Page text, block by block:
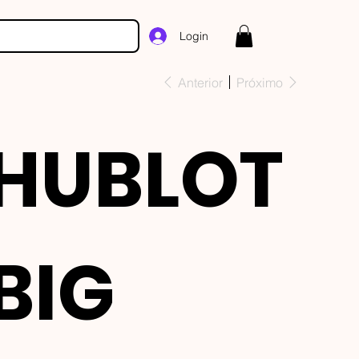
Login
Anterior Próximo